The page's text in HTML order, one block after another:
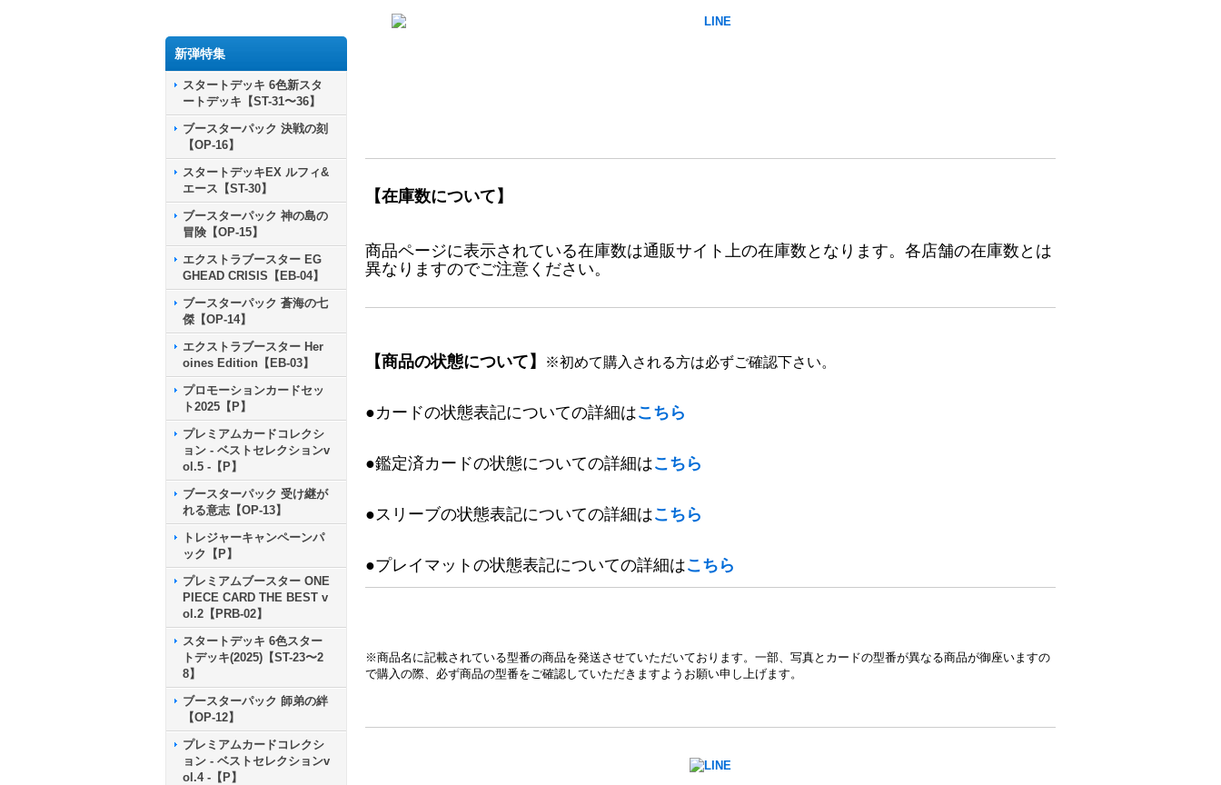
新弾特集
スタートデッキ 6色新スタ
ートデッキ【ST-31〜36】
ブースターパック 決戦の刻
【OP-16】
スタートデッキEX ルフィ&
エース【ST-30】
ブースターパック 神の島の
冒険【OP-15】
エクストラブースター EG
GHEAD CRISIS【EB-04】
ブースターパック 蒼海の七
傑【OP-14】
エクストラブースター Her
oines Edition【EB-03】
プロモーションカードセッ
ト2025【P】
プレミアムカードコレクシ
ョン - ベストセレクションv
ol.5 -【P】
ブースターパック 受け継が
れる意志【OP-13】
トレジャーキャンペーンパ
ック【P】
プレミアムブースター ONE
PIECE CARD THE BEST v
ol.2【PRB-02】
スタートデッキ 6色スター
トデッキ(2025)【ST-23〜2
8】
ブースターパック 師弟の絆
【OP-12】
プレミアムカードコレクシ
ョン - ベストセレクションv
ol.4 -【P】
【在庫数について】
商品ページに表示されている在庫数は通販サイト上の在庫数となります。各店舗の在庫数とは
異なりますのでご注意ください。
【商品の状態について】 ※初めて購入される方は必ずご確認下さい。
●カードの状態表記についての詳細はこちら
●鑑定済カードの状態についての詳細はこちら
●スリーブの状態表記についての詳細はこちら
●プレイマットの状態表記についての詳細はこちら
※商品名に記載されている型番の商品を発送させていただいております。一部、写真とカードの型番が異なる商品が御座いますの
で購入の際、必ず商品の型番をご確認していただきますようお願い申し上げます。